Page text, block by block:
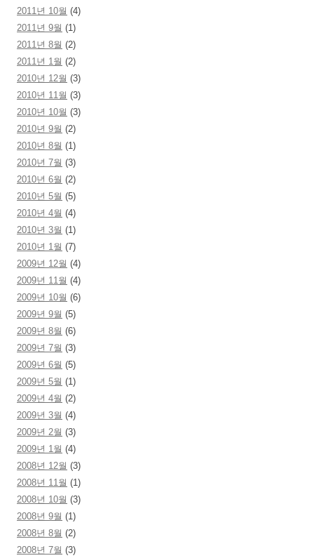
2011년 10월 (4)
2011년 9월 (1)
2011년 8월 (2)
2011년 1월 (2)
2010년 12월 (3)
2010년 11월 (3)
2010년 10월 (3)
2010년 9월 (2)
2010년 8월 (1)
2010년 7월 (3)
2010년 6월 (2)
2010년 5월 (5)
2010년 4월 (4)
2010년 3월 (1)
2010년 1월 (7)
2009년 12월 (4)
2009년 11월 (4)
2009년 10월 (6)
2009년 9월 (5)
2009년 8월 (6)
2009년 7월 (3)
2009년 6월 (5)
2009년 5월 (1)
2009년 4월 (2)
2009년 3월 (4)
2009년 2월 (3)
2009년 1월 (4)
2008년 12월 (3)
2008년 11월 (1)
2008년 10월 (3)
2008년 9월 (1)
2008년 8월 (2)
2008년 7월 (3)